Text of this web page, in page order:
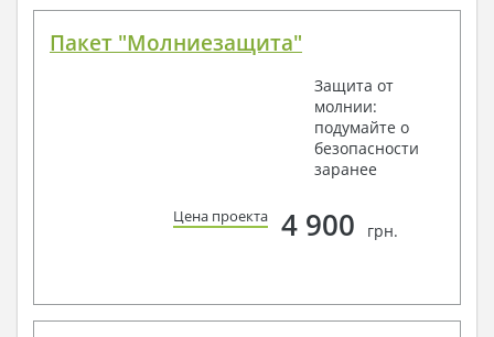
Пакет "Молниезащита"
Защита от
молнии:
подумайте о
безопасности
заранее
Цена проекта 4 900 грн.